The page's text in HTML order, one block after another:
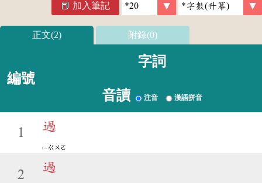
加入筆記
正文(2) 附錄(0)
編號
字詞
音讀 注音 漢語拼音
1 過
ㄍㄨㄛ
2
過